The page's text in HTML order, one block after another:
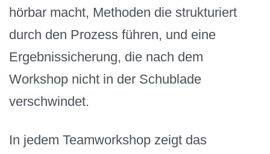
hörbar macht, Methoden die strukturiert
durch den Prozess führen, und eine
Ergebnissicherung, die nach dem
Workshop nicht in der Schublade
verschwindet.
In jedem Teamworkshop zeigt das